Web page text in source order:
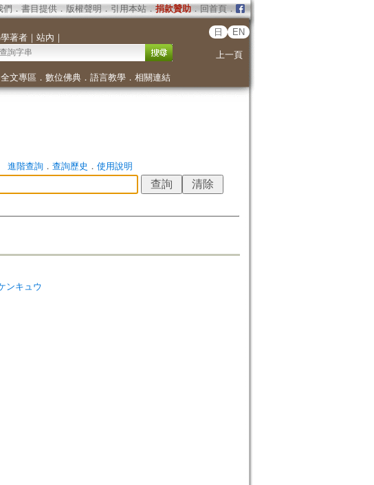
們 ． 書目提供． 版權聲明 ． 引用本站． 捐款贊助．回首頁．
著者｜ 站內 ｜
日 EN
上一頁
全文專區 ． 數位佛典． 語言教學． 相關連結
進階查詢． 查詢歷史 ． 使用說明
ンキュウ